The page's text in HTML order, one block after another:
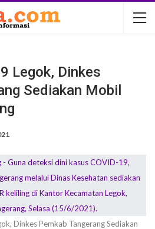
Legok, Dinkes
Sediakan Mobil
Dinkes Pemkab Tangerang Sediakan